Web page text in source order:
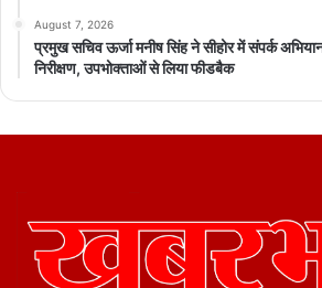
August 7, 2026
प्रमुख सचिव ऊर्जा मनीष सिंह ने सीहोर में संपर्क
निरीक्षण, उपभोक्ताओं से लिया फीडबैक